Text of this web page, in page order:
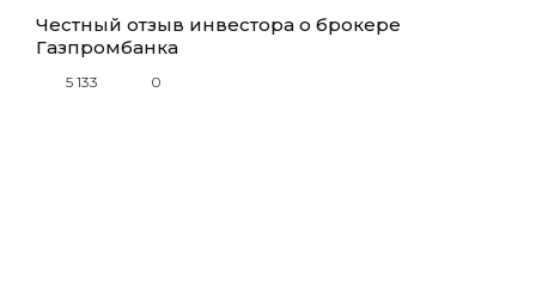
Честный отзыв инвестора о брокере
Газпромбанка
5 133 0